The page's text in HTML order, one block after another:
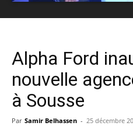
Alpha Ford
nouvelle
à Sousse
Par Samir Belhassen - 25 décembre